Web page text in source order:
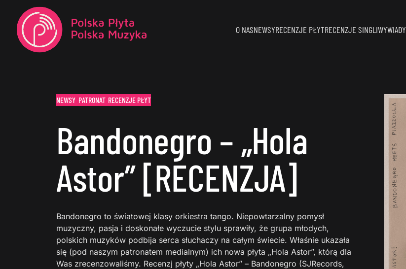
O NASNEWSYRECENZJE PŁYTRECENZJE SINGLIWYWIADY
NEWSY PATRONAT RECENZJE PŁYT
Bandonegro – „Hola
Astor” [RECENZJA]
Bandonegro to światowej klasy orkiestra tango. Niepowtarzalny pomysł
muzyczny, pasja i doskonałe wyczucie stylu sprawiły, że grupa młodych,
polskich muzyków podbija serca słuchaczy na całym świecie. Właśnie ukazała
się (pod naszym patronatem medialnym) ich nowa płyta „Hola Astor”, którą dla
Was zrecenzowaliśmy. Recenzj płyty „Hola Astor” – Bandonegro (SJRecords,